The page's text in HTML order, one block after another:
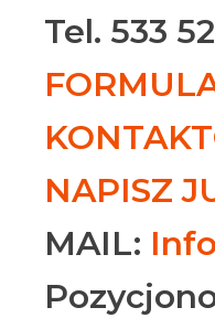
Tel. 533
NAPISZ
MAIL: